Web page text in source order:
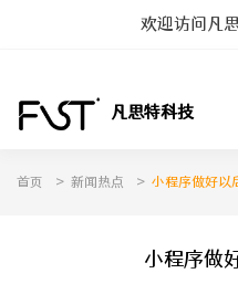
欢迎访问凡
凡思特科技
首页 > 新闻热点 > 小程序做好以
公司近况
小程序做